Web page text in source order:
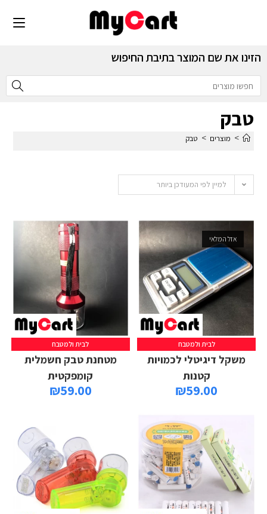
הזינו את שם המוצר בתיבת החיפוש
טבק
> מוצרים > טבק
למיין לפי המעודכן ביותר
אזל המלאי
מידע נוסף
לבית ולמטבח
משקל דיגיטלי לכמויות
קטנות
₪59.00
הוספה לסל
לבית ולמטבח
מטחנת טבק חשמלית
קומפקטית
₪59.00